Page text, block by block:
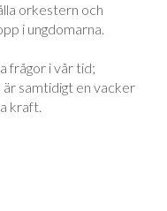
orkestern och
i ungdomarna.
frågor i vår tid;
samtidigt en vacker
kraft.